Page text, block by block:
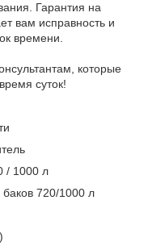
Гарантия на
вам исправность и
времени.
которые
суток!
/ 1000 л
720/1000 л